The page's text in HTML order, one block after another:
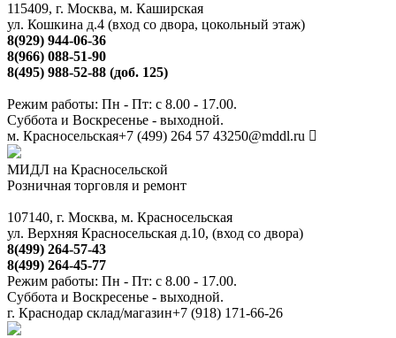
115409, г. Москва, м. Каширская
ул. Кошкина д.4 (вход со двора, цокольный этаж)
8(929) 944-06-36
8(966) 088-51-90
8(495) 988-52-88 (доб. 125)
Режим работы: Пн - Пт: с 8.00 - 17.00.
Суббота и Воскресенье - выходной.
м. Красносельская+7 (499) 264 57 43250@mddl.ru
МИДЛ на Красносельской
Розничная торговля и ремонт
107140, г. Москва, м. Красносельская
ул. Верхняя Красносельская д.10, (вход со двора)
8(499) 264-57-43
8(499) 264-45-77
Режим работы: Пн - Пт: с 8.00 - 17.00.
Суббота и Воскресенье - выходной.
г. Краснодар склад/магазин+7 (918) 171-66-26